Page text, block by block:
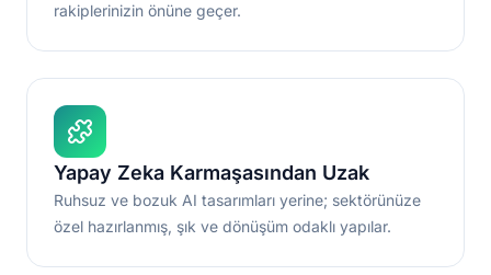
rakiplerinizin önüne geçer.
Yapay Zeka Karmaşasından Uzak
Ruhsuz ve bozuk AI tasarımları yerine; sektörünüze
özel hazırlanmış, şık ve dönüşüm odaklı yapılar.